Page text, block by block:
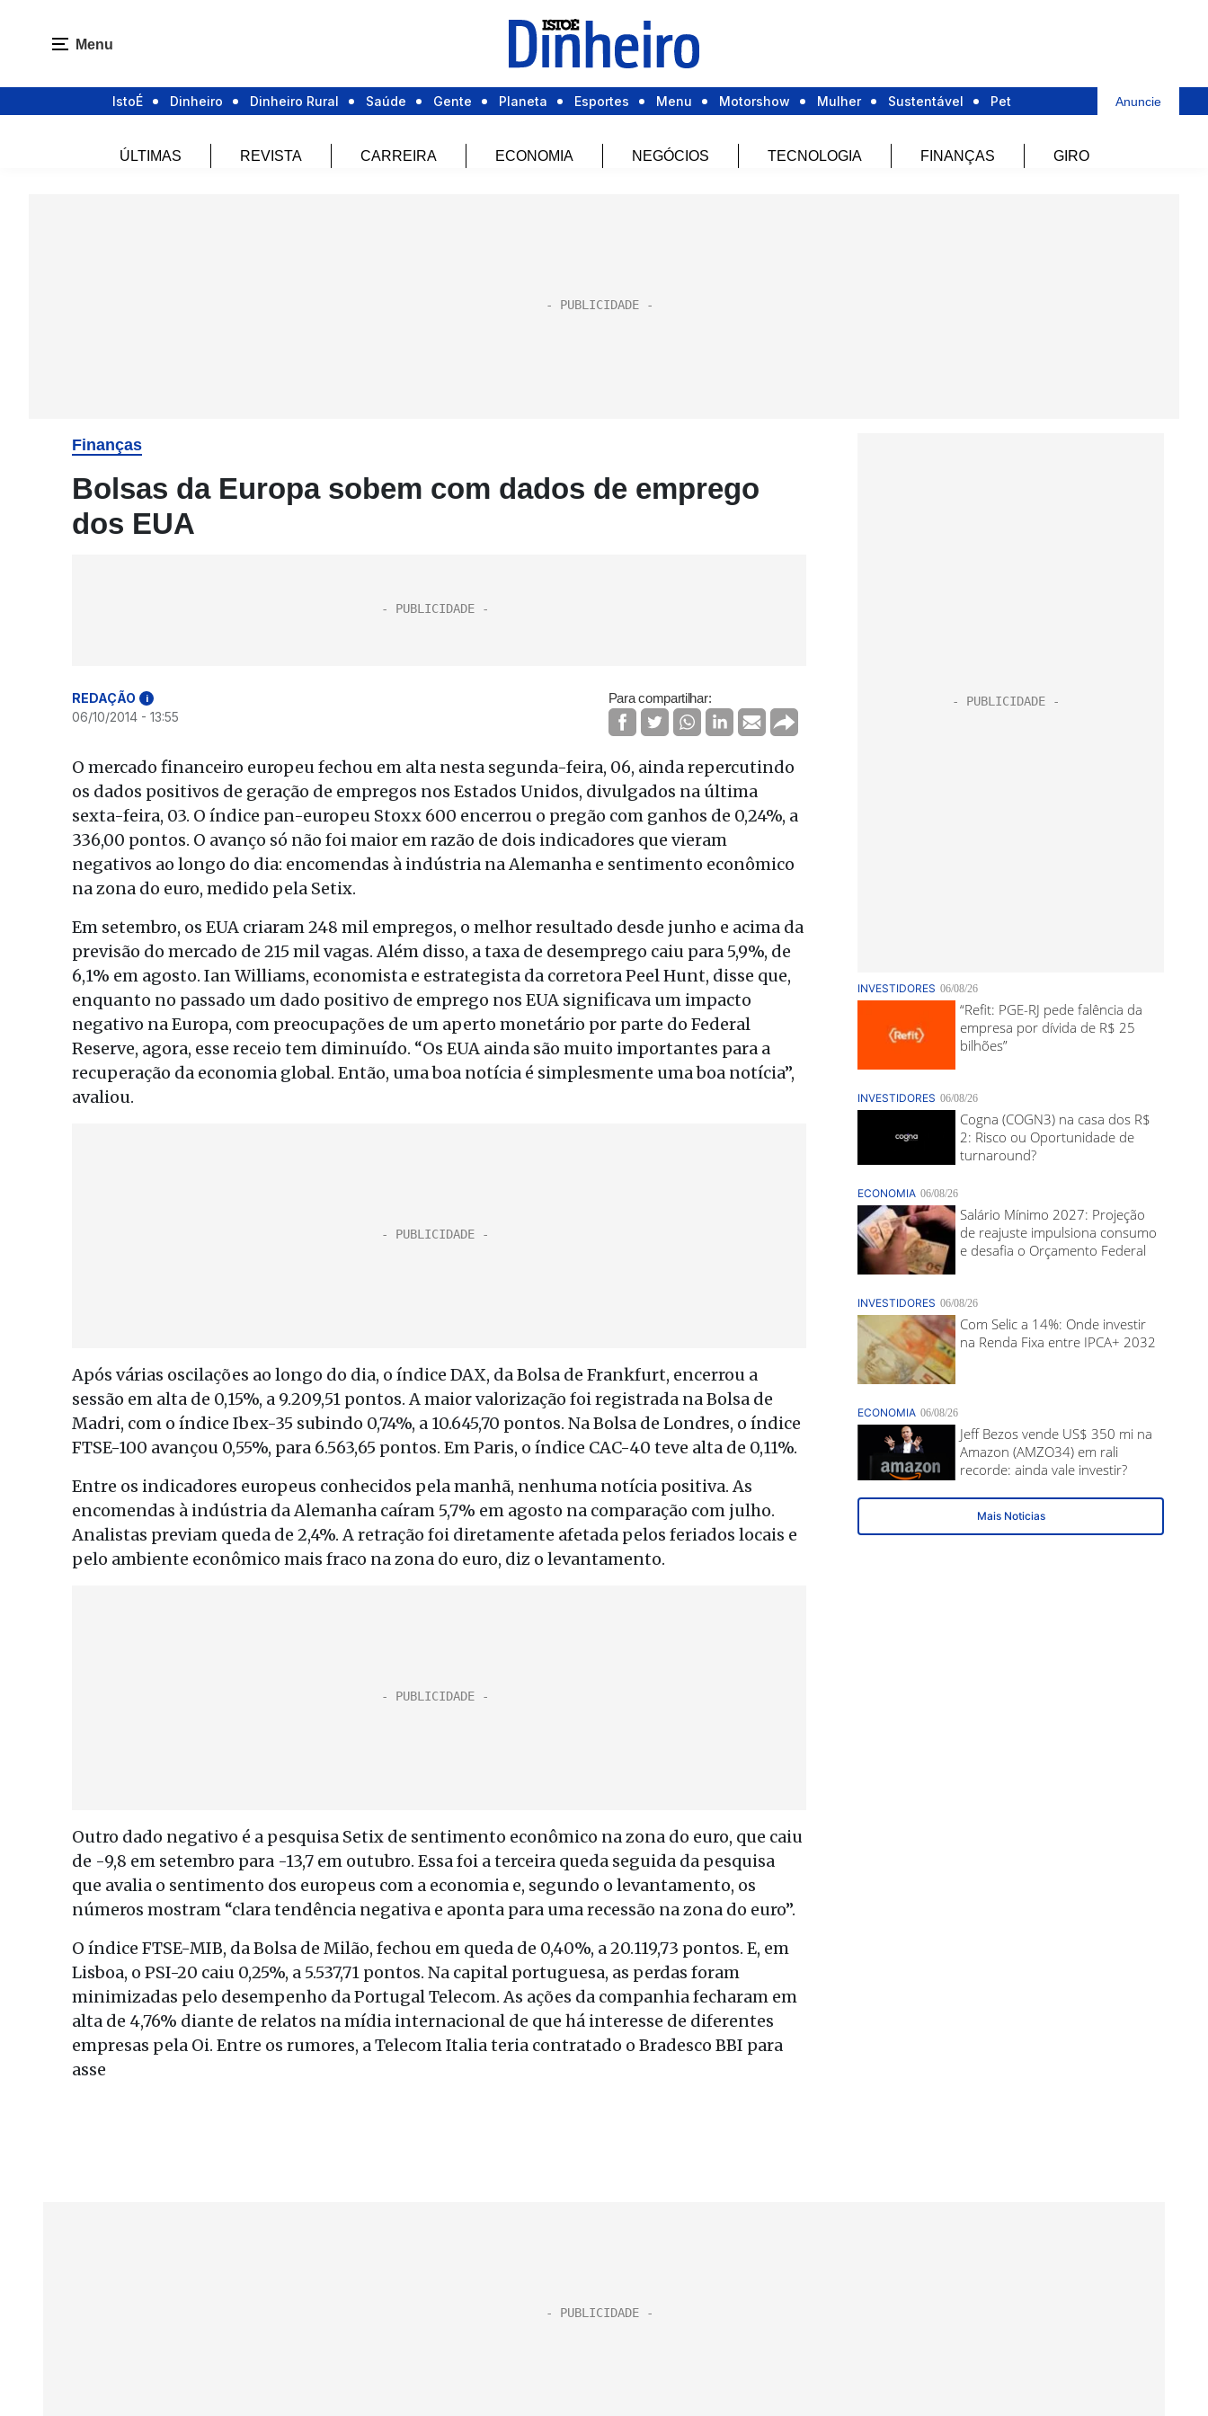
Menu
IstoÉ Dinheiro Dinheiro Rural Saúde Gente Planeta Esportes Menu Motorshow Mulher Sustentável Pet Anuncie
ÚLTIMAS REVISTA CARREIRA ECONOMIA NEGÓCIOS TECNOLOGIA FINANÇAS GIRO
Finanças
Bolsas da Europa sobem com dados de emprego
dos EUA
REDAÇÃO i
06/10/2014 - 13:55
Para compartilhar:
O mercado financeiro europeu fechou em alta nesta segunda-feira, 06, ainda repercutindo
os dados positivos de geração de empregos nos Estados Unidos, divulgados na última
sexta-feira, 03. O índice pan-europeu Stoxx 600 encerrou o pregão com ganhos de 0,24%, a
336,00 pontos. O avanço só não foi maior em razão de dois indicadores que vieram
negativos ao longo do dia: encomendas à indústria na Alemanha e sentimento econômico
na zona do euro, medido pela Setix.
Em setembro, os EUA criaram 248 mil empregos, o melhor resultado desde junho e acima da
previsão do mercado de 215 mil vagas. Além disso, a taxa de desemprego caiu para 5,9%, de
6,1% em agosto. Ian Williams, economista e estrategista da corretora Peel Hunt, disse que,
enquanto no passado um dado positivo de emprego nos EUA significava um impacto
negativo na Europa, com preocupações de um aperto monetário por parte do Federal
Reserve, agora, esse receio tem diminuído. “Os EUA ainda são muito importantes para a
recuperação da economia global. Então, uma boa notícia é simplesmente uma boa notícia”,
avaliou.
Após várias oscilações ao longo do dia, o índice DAX, da Bolsa de Frankfurt, encerrou a
sessão em alta de 0,15%, a 9.209,51 pontos. A maior valorização foi registrada na Bolsa de
Madri, com o índice Ibex-35 subindo 0,74%, a 10.645,70 pontos. Na Bolsa de Londres, o índice
FTSE-100 avançou 0,55%, para 6.563,65 pontos. Em Paris, o índice CAC-40 teve alta de 0,11%.
Entre os indicadores europeus conhecidos pela manhã, nenhuma notícia positiva. As
encomendas à indústria da Alemanha caíram 5,7% em agosto na comparação com julho.
Analistas previam queda de 2,4%. A retração foi diretamente afetada pelos feriados locais e
pelo ambiente econômico mais fraco na zona do euro, diz o levantamento.
Outro dado negativo é a pesquisa Setix de sentimento econômico na zona do euro, que caiu
de -9,8 em setembro para -13,7 em outubro. Essa foi a terceira queda seguida da pesquisa
que avalia o sentimento dos europeus com a economia e, segundo o levantamento, os
números mostram “clara tendência negativa e aponta para uma recessão na zona do euro”.
O índice FTSE-MIB, da Bolsa de Milão, fechou em queda de 0,40%, a 20.119,73 pontos. E, em
Lisboa, o PSI-20 caiu 0,25%, a 5.537,71 pontos. Na capital portuguesa, as perdas foram
minimizadas pelo desempenho da Portugal Telecom. As ações da companhia fecharam em
alta de 4,76% diante de relatos na mídia internacional de que há interesse de diferentes
empresas pela Oi. Entre os rumores, a Telecom Italia teria contratado o Bradesco BBI para
asse